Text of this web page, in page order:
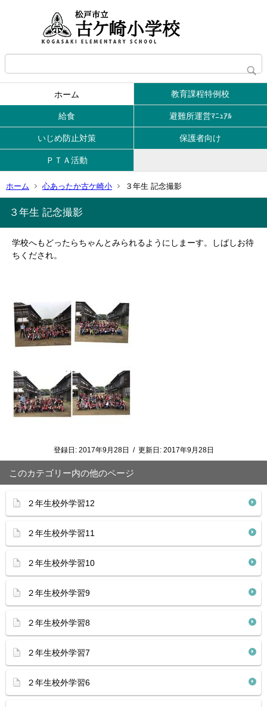
ホーム 教育課程特例校
給食 避難所運営ﾏﾆｭｱﾙ
いじめ防止対策 保護者向け
ＰＴＡ活動
ホーム 心あったか古ケ崎小 ３年生 記念撮影
３年生 記念撮影
学校へもどったらちゃんとみられるようにしまーす。しばしお待
ちくだされ。
登録日: 2017年9月28日 / 更新日: 2017年9月28日
このカテゴリー内の他のページ
２年生校外学習12
２年生校外学習11
２年生校外学習10
２年生校外学習9
２年生校外学習8
２年生校外学習7
２年生校外学習6